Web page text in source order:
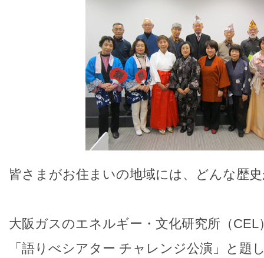
皆さまがお住まいの地域には、どんな歴
大阪ガスのエネルギー・文化研究所（
「語りべシアター チャレンジ公演」と題